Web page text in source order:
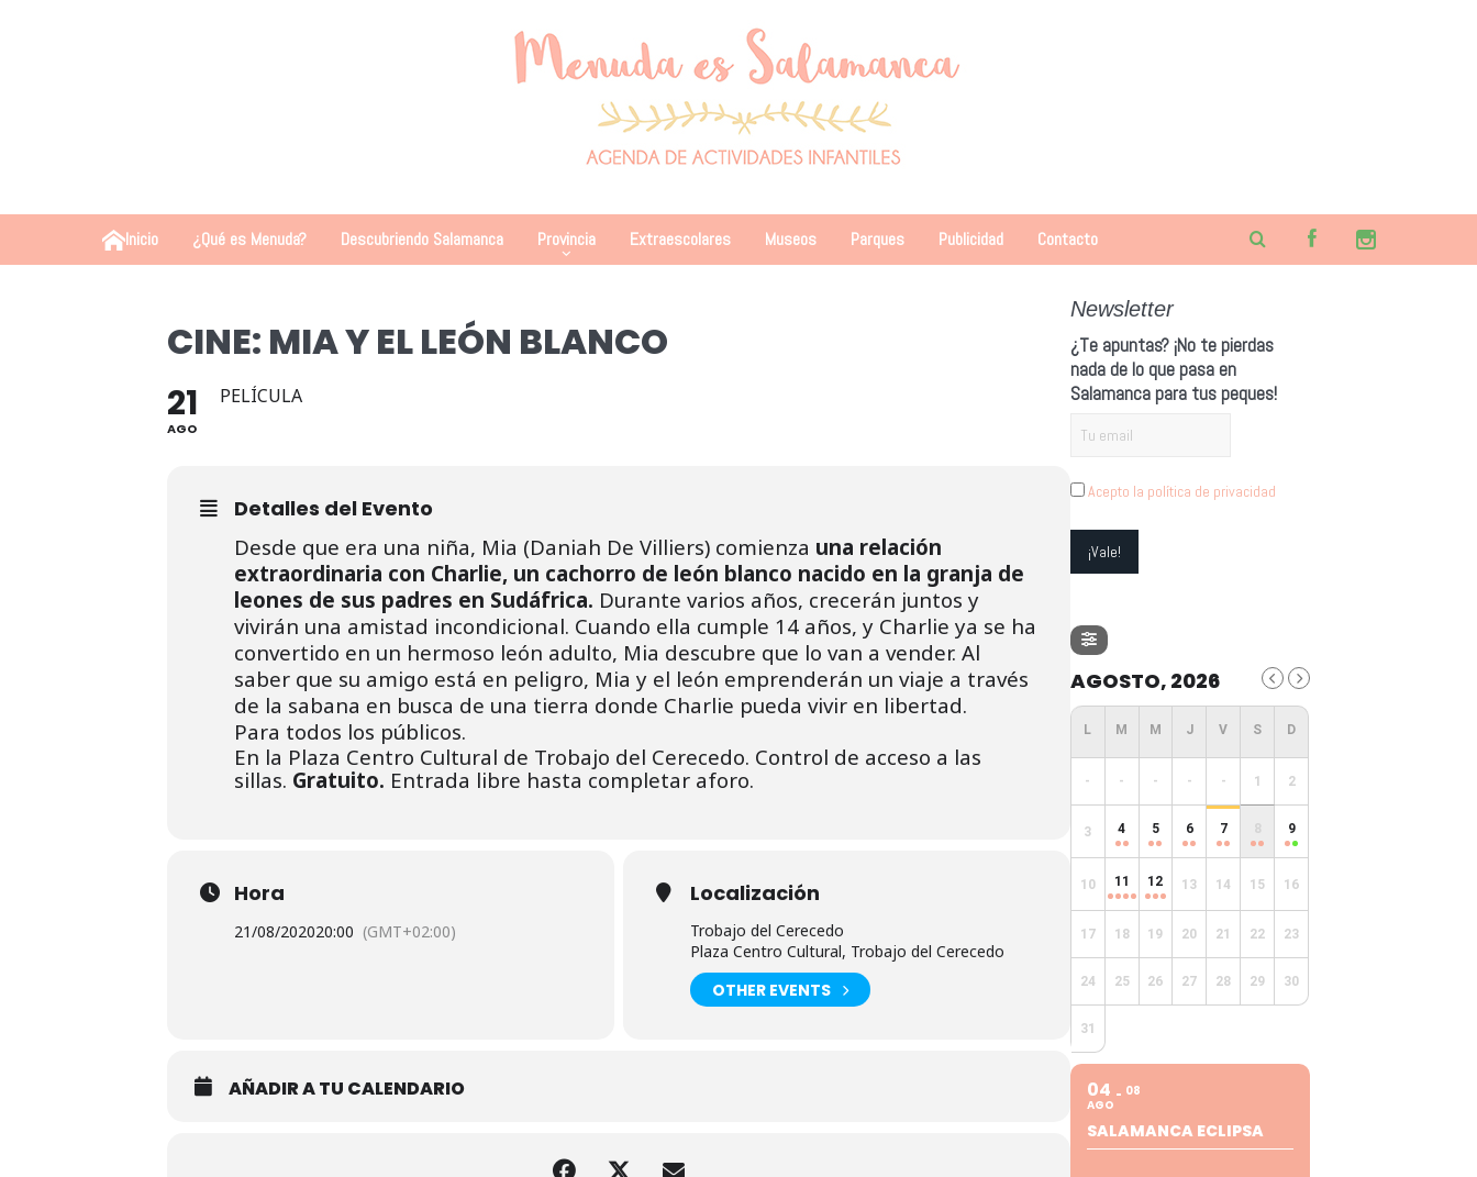
Inicio ¿Qué es Menuda? Descubriendo Salamanca Provincia Extraescolares Museos Parques Publicidad Contacto
CINE: MIA Y EL LEÓN BLANCO
21
AGO
PELÍCULA
Detalles del Evento
Desde que era una niña, Mia (Daniah De Villiers) comienza una relación
extraordinaria con Charlie, un cachorro de león blanco nacido en la granja de
leones de sus padres en Sudáfrica. Durante varios años, crecerán juntos y
vivirán una amistad incondicional. Cuando ella cumple 14 años, y Charlie ya se ha
convertido en un hermoso león adulto, Mia descubre que lo van a vender. Al
saber que su amigo está en peligro, Mia y el león emprenderán un viaje a través
de la sabana en busca de una tierra donde Charlie pueda vivir en libertad.
Para todos los públicos.
En la Plaza Centro Cultural de Trobajo del Cerecedo. Control de acceso a las
sillas. Gratuito. Entrada libre hasta completar aforo.
Hora
21/08/202020:00 (GMT+02:00)
Localización
Trobajo del Cerecedo
Plaza Centro Cultural, Trobajo del Cerecedo
OTHER EVENTS
AÑADIR A TU CALENDARIO
Newsletter
¿Te apuntas? ¡No te pierdas
nada de lo que pasa en
Salamanca para tus peques!
Acepto la política de privacidad
AGOSTO, 2026
- - - - - 1 2
3 4 5 6 7 8 9
10 11 12 13 14 15 16
17 18 19 20 21 22 23
24 25 26 27 28 29 30
31
04
AGO
08
SALAMANCA ECLIPSA